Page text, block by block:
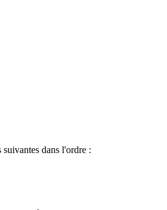
suivantes dans l'ordre :